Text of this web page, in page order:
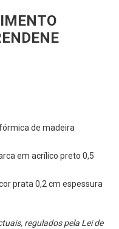
de madeira
em acrílico preto 0,5
prata 0,2 cm espessura
regulados pela Lei de